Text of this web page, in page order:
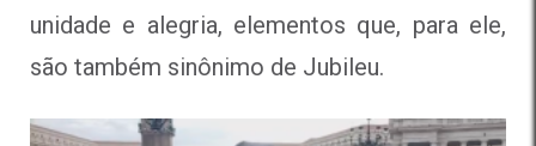
unidade e alegria, elementos que, para ele,
são também sinônimo de Jubileu.